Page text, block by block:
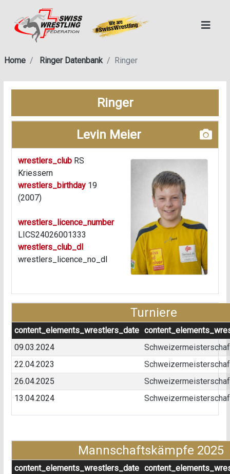
Home Ringer Datenbank Ringer
Ringer
Levin Meier
wrestlers_club RS
Kriessern
wrestlers_birthday 19
(2007)
wrestlers_licence_number
LICS24026001333
wrestlers_club_dl
wrestlers_licence_no_dl
Turniere
content_elements_wrestlers_date
09.03.2024
22.04.2023
26.04.2025
13.04.2024
Mannschaftskämpfe 2025
content_elements_wrestlers_date